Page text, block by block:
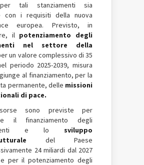
tali stanziamenti sia
con i requisiti della nuova
europea. Previsto, in
il potenziamento degli
nel settore della
un valore complessivo di 35
periodo 2025-2039, misura
al finanziamento, per la
permanente, delle missioni
di pace.
sono previste per
il finanziamento degli
e lo sviluppo
del Paese
24 miliardi dal 2027
per il potenziamento degli